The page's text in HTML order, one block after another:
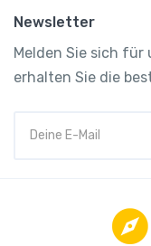
Newsletter
Melden Sie sich für
erhalten Sie die